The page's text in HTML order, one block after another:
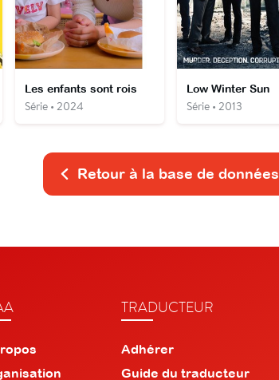
Les enfants sont rois
Série • 2024
Low Winter Sun
Série • 2013
Retour à la base de données
TRADUCTEUR
Adhérer
Guide du traducteur